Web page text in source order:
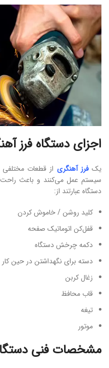
اجزای دستگاه فرز
یکفرز آهنگری از قطعات
سیستم عمل می‌کنند و باعث
دستگاه عبارتند از:
کلید روشن / خاموش کردن
قفل‌کن اتوماتیک صفحه
دکمه چرخش دستگاه
دسته برای نگهداشتن در حین کار
زغال کربن
قاب محافظ
تیغه
موتور
مشخصات فنی